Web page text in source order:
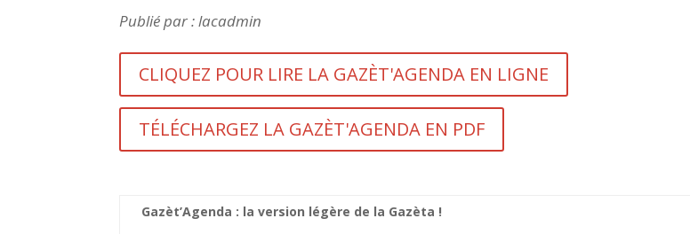
Publié par : lacadmin
CLIQUEZ POUR LIRE LA GAZÈT'AGENDA EN LIGNE
TÉLÉCHARGEZ LA GAZÈT'AGENDA EN PDF
Gazèt’Agenda : la version légère de la Gazèta !